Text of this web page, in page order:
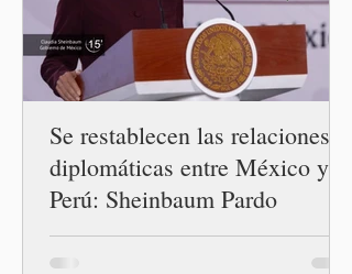
funcionario informó que en
el país únicamente se han
confirmado 33 casos de esta
enferme
Se restablecen las relaciones
diplomáticas entre México y
Perú: Sheinbaum Pardo